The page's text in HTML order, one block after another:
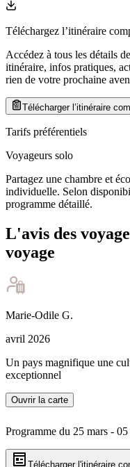
Téléchargez l’itinéraire
Accédez à tous les détails
itinéraire, infos pratiques,
rien de votre prochaine
Télécharger l’itinéraire
Tarifs préférentiels
Voyageurs solo
Partagez une chambre et
individuelle. Selon
programme détaillé.
L'avis des
voyage
Marie-Odile G.
avril 2026
Un pays magnifique une
exceptionnel
Ouvrir la carte
Programme du 25 mars -
Télécharger l'itinéraire